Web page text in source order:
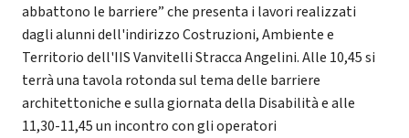
abbattono le barriere” che presenta i lavori realizzati
dagli alunni dell'indirizzo Costruzioni, Ambiente e
Territorio dell'IIS Vanvitelli Stracca Angelini. Alle 10,45 si
terrà una tavola rotonda sul tema delle barriere
architettoniche e sulla giornata della Disabilità e alle
11,30-11,45 un incontro con gli operatori